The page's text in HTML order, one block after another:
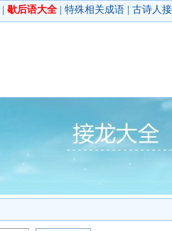
歇后语大全 特殊相关成语 古诗人